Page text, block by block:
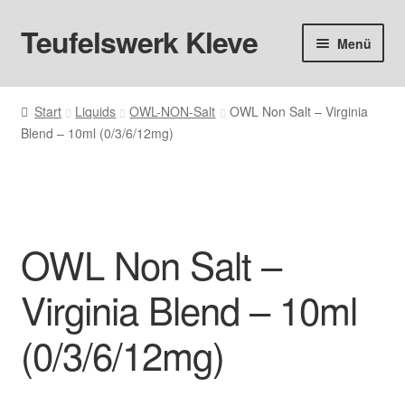
Zur
Navigation
Zum
Inhalt
Teufelswerk Kleve Menü
Startseite
Hardware
Big Puff
Aromen
Basen & Nikotin
Start Liquids OWL-NON-Salt
OWL Non Salt – Virginia
Blend – 10ml (0/3/6/12mg)
OWL Non Salt –
Virginia Blend – 10ml
(0/3/6/12mg)